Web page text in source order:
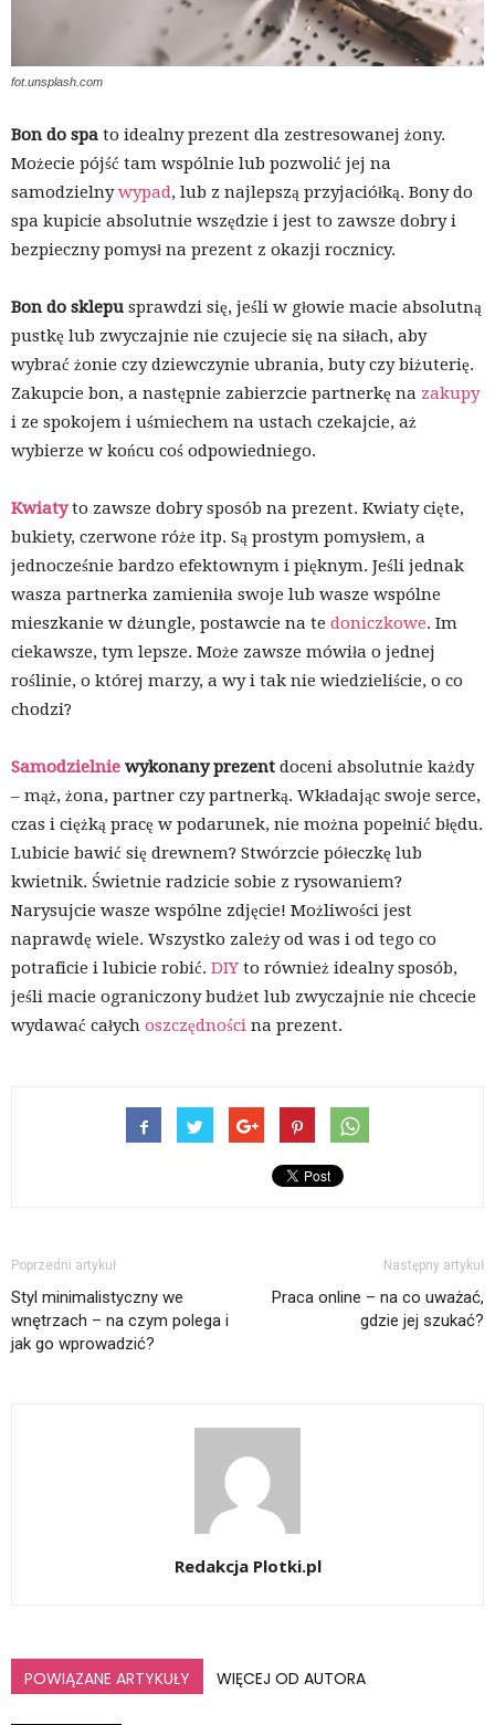
fot.unsplash.com
Bon do spa to idealny prezent dla zestresowanej żony.
Możecie pójść tam wspólnie lub pozwolić jej na
samodzielnywypad, lub z najlepszą przyjaciółką. Bony do
spa kupicie absolutnie wszędzie i jest to zawsze dobry i
bezpieczny pomysł na prezent z okazji rocznicy.
Bon do sklepu sprawdzi się, jeśli w głowie macie absolutną
pustkę lub zwyczajnie nie czujecie się na siłach, aby
wybrać żonie czy dziewczynie ubrania, buty czy biżuterię.
Zakupcie bon, a następnie zabierzcie partnerkę na zakupy
i ze spokojem i uśmiechem na ustach czekajcie, aż
wybierze w końcu coś odpowiedniego.
Kwiatyto zawsze dobry sposób na prezent. Kwiaty cięte,
bukiety, czerwone róże itp. Są prostym pomysłem, a
jednocześnie bardzo efektownym i pięknym. Jeśli jednak
wasza partnerka zamieniła swoje lub wasze wspólne
mieszkanie w dżungle, postawcie na te doniczkowe. Im
ciekawsze, tym lepsze. Może zawsze mówiła o jednej
roślinie, o której marzy, a wy i tak nie wiedzieliście, o co
chodzi?
Samodzielnie wykonany prezent doceni absolutnie każdy
– mąż, żona, partner czy partnerką. Wkładając swoje serce,
czas i ciężką pracę w podarunek, nie można popełnić błędu.
Lubicie bawić się drewnem? Stwórzcie półeczkę lub
kwietnik. Świetnie radzicie sobie z rysowaniem?
Narysujcie wasze wspólne zdjęcie! Możliwości jest
naprawdę wiele. Wszystko zależy od was i od tego co
potraficie i lubicie robić. DIY to również idealny sposób,
jeśli macie ograniczony budżet lub zwyczajnie nie chcecie
wydawać całych oszczędności na prezent.
Poprzedni artykuł
Styl minimalistyczny we
wnętrzach – na czym polega i
jak go wprowadzić?
Następny artykuł
Praca online – na co uważać,
gdzie jej szukać?
Redakcja Plotki.pl
POWIĄZANE ARTYKUŁY WIĘCEJ OD AUTORA